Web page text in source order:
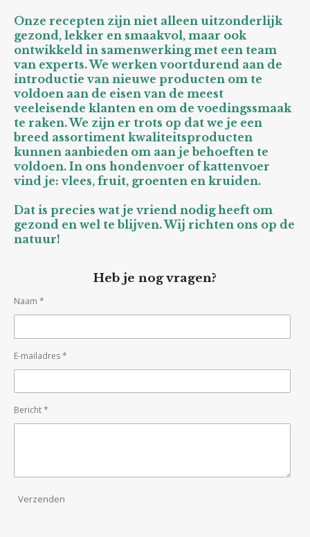
Onze recepten zijn niet alleen uitzonderlijk
gezond, lekker en smaakvol, maar ook
ontwikkeld in samenwerking met een team
van experts. We werken voortdurend aan de
introductie van nieuwe producten om te
voldoen aan de eisen van de meest
veeleisende klanten en om de voedingssmaak
te raken. We zijn er trots op dat we je een
breed assortiment kwaliteitsproducten
kunnen aanbieden om aan je behoeften te
voldoen. In ons hondenvoer of kattenvoer
vind je: vlees, fruit, groenten en kruiden.
Dat is precies wat je vriend nodig heeft om
gezond en wel te blijven. Wij richten ons op de
natuur!
Heb je nog vragen?
Naam *
E-mailadres *
Bericht *
Verzenden